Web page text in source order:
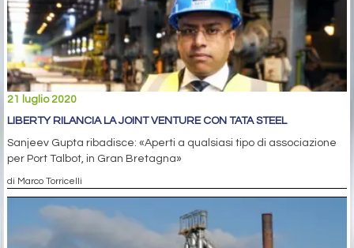
21 luglio 2020
LIBERTY RILANCIA LA JOINT VENTURE CON TATA STEEL
Sanjeev Gupta ribadisce: «Aperti a qualsiasi tipo di associazione
per Port Talbot, in Gran Bretagna»
di Marco Torricelli